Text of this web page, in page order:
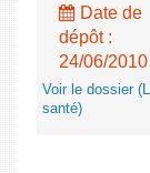
Date de
dépôt :
24/06/2010
Voir le dossier
santé)